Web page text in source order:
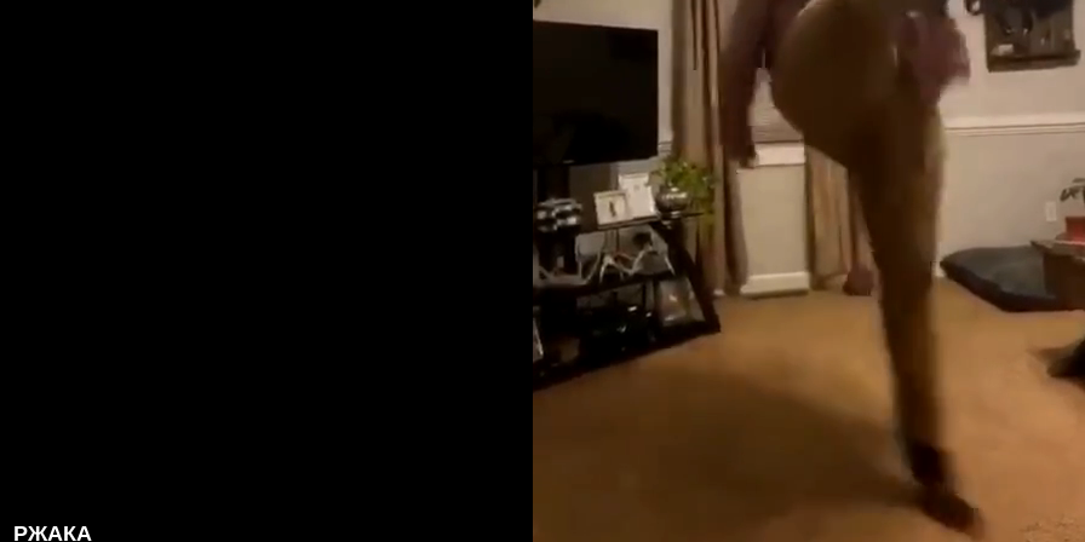
РЖАКА